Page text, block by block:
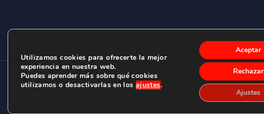
CLUB DE SURF LAS DUNAS ©2026.
C/ BERNARDO ÁLVAREZ GALAN 1, SALINAS (ASTURIAS)
Utilizamos cookies para ofrecerte la mejor
experiencia en nuestra web.
Puedes aprender más sobre qué cookies
utilizamos o desactivarlas en los ajustes.
Aceptar
Rechazar
Ajustes